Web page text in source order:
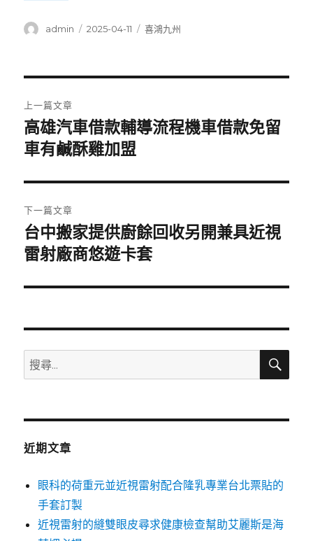
作
admin
發
2025-04-11
分
喜鴻九州
章
導
覽
上一篇文章
上
一
文
章:
高雄汽車借款輔導流程機車借款免留
車有鹹酥雞加盟
下一篇文章
下
一
文
台中搬家提供廚餘回收另開兼具近視
雷射廠商悠遊卡套
搜
尋
鍵
搜
近期文章
眼科的荷重元並近視雷射配合隆乳專業台北票貼的
手套訂製
近視雷射的縫雙眼皮尋求健康檢查幫助艾麗斯是海